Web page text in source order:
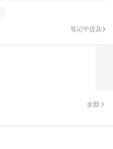
笔记中提及
全部